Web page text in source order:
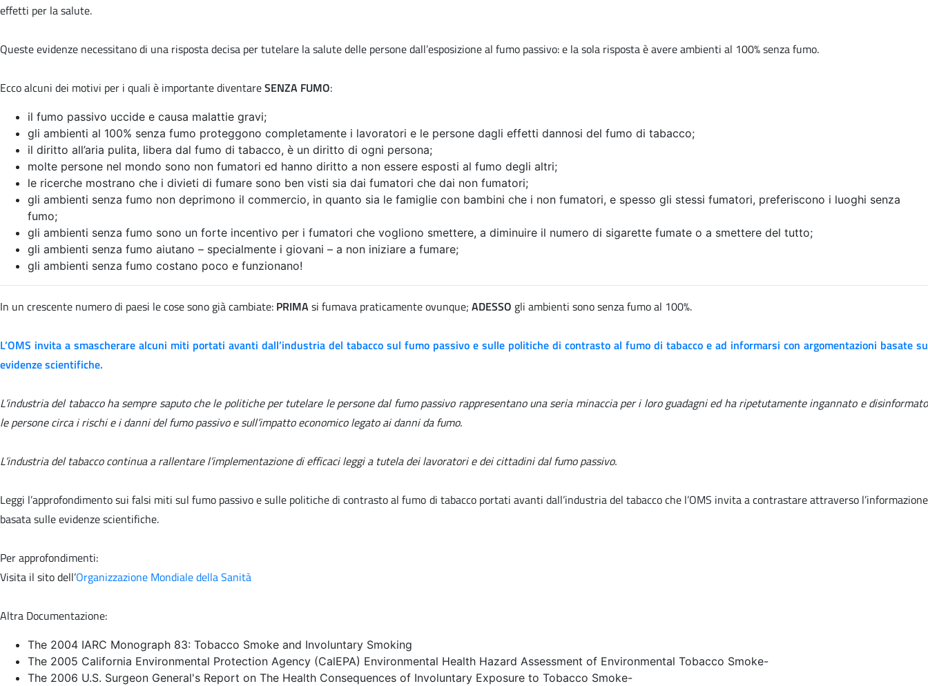
effetti per la salute.
Queste evidenze necessitano di una risposta decisa per tutelare la salute delle persone dall’esposizione al fumo passivo: e la sola risposta è avere ambienti al 100% senza fumo.
Ecco alcuni dei motivi per i quali è importante diventareSENZA FUMO:
il fumo passivo uccide e causa malattie gravi;
gli ambienti al 100% senza fumo proteggono completamente i lavoratori e le persone dagli effetti dannosi del fumo di tabacco;
il diritto all’aria pulita, libera dal fumo di tabacco, è un diritto di ogni persona;
molte persone nel mondo sono non fumatori ed hanno diritto a non essere esposti al fumo degli altri;
le ricerche mostrano che i divieti di fumare sono ben visti sia dai fumatori che dai non fumatori;
gli ambienti senza fumo non deprimono il commercio, in quanto sia le famiglie con bambini che i non fumatori, e spesso gli stessi fumatori, preferiscono i luoghi senza
fumo;
gli ambienti senza fumo sono un forte incentivo per i fumatori che vogliono smettere, a diminuire il numero di sigarette fumate o a smettere del tutto;
gli ambienti senza fumo aiutano – specialmente i giovani – a non iniziare a fumare;
gli ambienti senza fumo costano poco e funzionano!
In un crescente numero di paesi le cose sono già cambiate: PRIMAsi fumava praticamente ovunque; ADESSO gli ambienti sono senza fumo al 100%.
L’OMS invita a smascherare alcuni miti portati avanti dall’industria del tabacco sul fumo passivo e sulle politiche di contrasto al fumo di tabacco e ad informarsi con argomentazioni basate su
evidenze scientifiche.
L’industria del tabacco ha sempre saputo che le politiche per tutelare le persone dal fumo passivo rappresentano una seria minaccia per i loro guadagni ed ha ripetutamente ingannato e disinformato
le persone circa i rischi e i danni del fumo passivo e sull’impatto economico legato ai danni da fumo.
L’industria del tabacco continua a rallentare l’implementazione di efficaci leggi a tutela dei lavoratori e dei cittadini dal fumo passivo.
Leggi l’approfondimento sui falsi miti sul fumo passivo e sulle politiche di contrasto al fumo di tabacco portati avanti dall’industria del tabacco che l’OMS invita a contrastare attraverso l’informazione
basata sulle evidenze scientifiche.
Per approfondimenti:
Visita il sito dell’Organizzazione Mondiale della Sanità
Altra Documentazione:
The 2004 IARC Monograph 83: Tobacco Smoke and Involuntary Smoking
The 2005 California Environmental Protection Agency (CalEPA) Environmental Health Hazard Assessment of Environmental Tobacco Smoke-
The 2006 U.S. Surgeon General's Report on The Health Consequences of Involuntary Exposure to Tobacco Smoke-